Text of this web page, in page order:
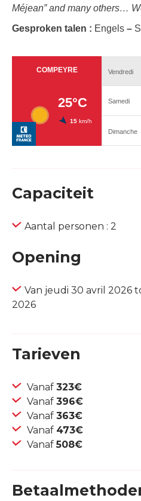
Méjean” and many others…
Gesproken talen : Engels –
Capaciteit
Aantal personen : 2
Opening
Van jeudi 30 avril 2026
2026
Tarieven
Vanaf 323€
Vanaf 396€
Vanaf 363€
Vanaf 473€
Vanaf508€